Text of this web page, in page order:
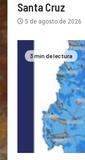
Santa Cruz
5 de agosto de 2026
3 min de lectura